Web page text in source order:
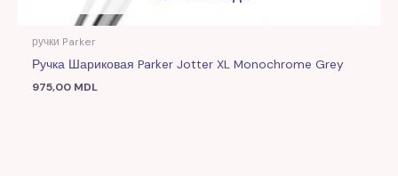
ручки Parker
Ручка Шариковая Parker Jotter XL Monochrome Grey
975,00 MDL